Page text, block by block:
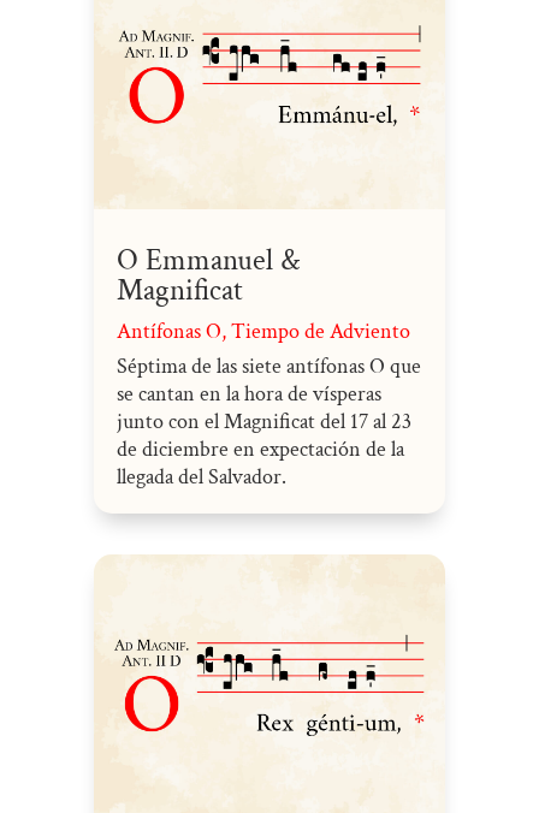
O Emmanuel &
Magnificat
Antífonas O,Tiempo de Adviento
Séptima de las siete antífonas O que
se cantan en la hora de vísperas
junto con el Magnificat del 17 al 23
de diciembre en expectación de la
llegada del Salvador.